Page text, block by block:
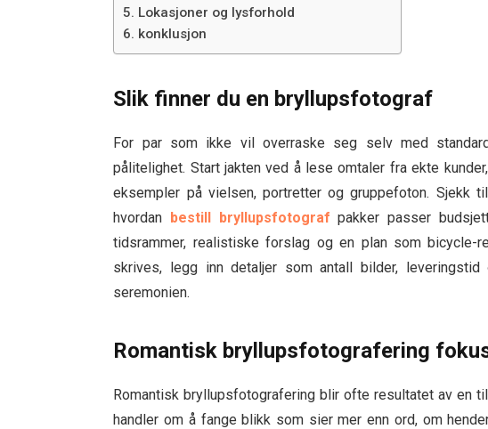
Lokasjoner og lysforhold
konklusjon
Slik finner du en bryllupsfotograf
For par som ikke vil overraske seg selv med
pålitelighet. Start jakten ved å lese omtaler fra ekte
eksempler på vielsen, portretter og gruppefoton. Sjekk
hvordan
bestill bryllupsfotograf pakker passer
tidsrammer, realistiske forslag og en plan som bicycle-
skrives, legg inn detaljer som antall bilder,
seremonien.
Romantisk bryllupsfotografering
Romantisk bryllupsfotografering blir ofte resultatet av en
handler om å fange blikk som sier mer enn ord, om